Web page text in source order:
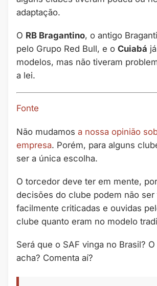
adaptação.
O RB Bragantino, o antigo
pelo Grupo Red Bull, e o Cuiabá
modelos, mas não tiveram
a lei.
Fonte
Não mudamos a nossa opinião
empresa. Porém, para alguns
ser a única escolha.
O torcedor deve ter em mente,
decisões do clube podem não ser
facilmente criticadas e ouvidas
clube quanto eram no modelo
Será que o SAF vinga no Brasil?
acha? Comenta aí?